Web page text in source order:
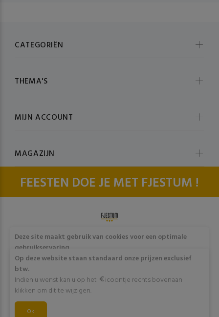
FEESTEN DOE JE MET FJESTUM !
CATEGORIËN
THEMA'S
MIJN ACCOUNT
MAGAZIJN
© fjestum 2020-2026. All Rights ReservedCookie & Privacy
Deze site maakt gebruik van cookies voor een optimale
gebruikservaring
Door op "Akkoord" te klikken of verder gebruik te maken
van deze website gaat stemt u in met het gebruik van deze
cookies. Wens je meer info omtrent deze cookies? Klik dan
op "Meer info".
Akkoord
Op deze website staan standaard onze prijzen exclusief
btw.
Indien u wenst kan u op het
icoontje rechts bovenaan
klikken om dit te wijzigen.
Ok